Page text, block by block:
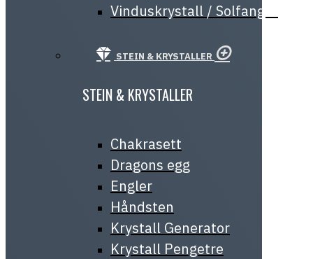
Vinduskrystall / Solfanger
STEIN & KRYSTALLER
STEIN & KRYSTALLER
Chakrasett
Dragons egg
Engler
Håndsten
Krystall Generator
Krystall Pengetre